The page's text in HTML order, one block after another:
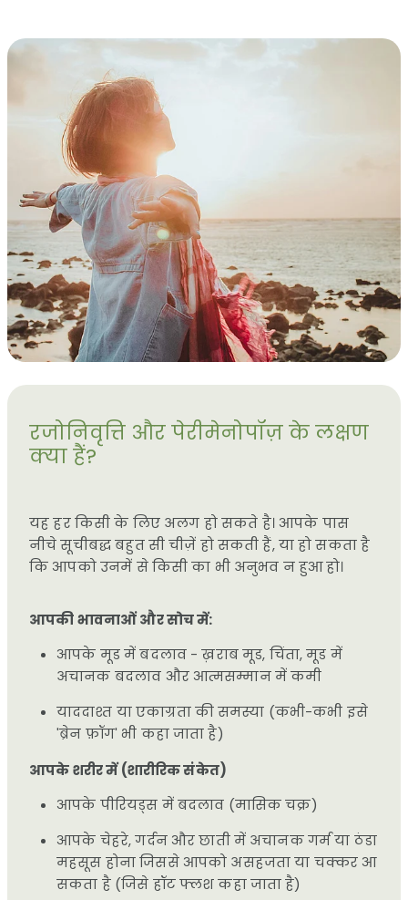
रजोनिवृत्ति और पेरीमेनोपॉज़ के लक्षण
क्या हैं?
यह हर किसी के लिए अलग हो सकते है। आपके पास
नीचे सूचीबद्ध बहुत सी चीज़ें हो सकती हैं, या हो सकता है
कि आपको उनमें से किसी का भी अनुभव न हुआ हो।
आपकी भावनाओं और सोच में:
आपके मूड में बदलाव - ख़राब मूड, चिंता, मूड में
अचानक बदलाव और आत्मसम्मान में कमी
याददाश्त या एकाग्रता की समस्या (कभी-कभी इसे
'ब्रेन फ़ॉग' भी कहा जाता है)
आपके शरीर में (शारीरिक संकेत)
आपके पीरियड्स में बदलाव (मासिक चक्र)
आपके चेहरे, गर्दन और छाती में अचानक गर्म या ठंडा
महसूस होना जिससे आपको असहजता या चक्कर आ
सकता है (जिसे हॉट फ्लश कहा जाता है)